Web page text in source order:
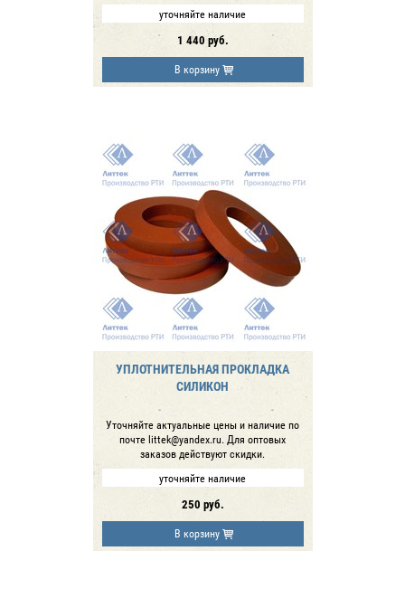
уточняйте наличие
1 440 руб.
В корзину
УПЛОТНИТЕЛЬНАЯ ПРОКЛАДКА
СИЛИКОН
Уточняйте актуальные цены и наличие по
почте littek@yandex.ru. Для оптовых
заказов действуют скидки.
уточняйте наличие
250 руб.
В корзину